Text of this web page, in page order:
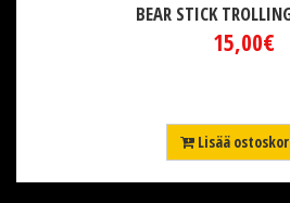
BEAR STICK
15,00€
Lisää